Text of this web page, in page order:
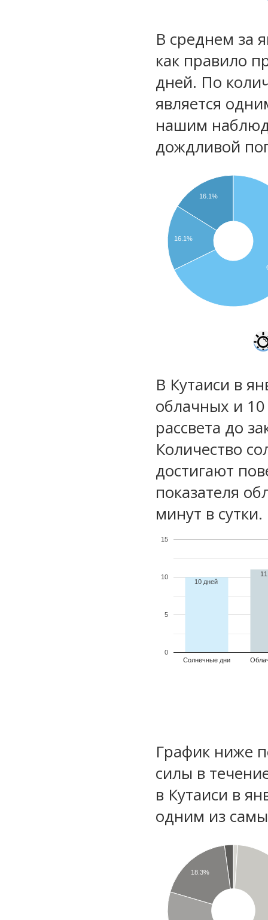
В среднем за
как правило
дней. По
является
нашим
дождливой
16.1%
16.1%
В Кутаиси в
облачных и
рассвета до
Количество
достигают
показателя
минут в сутки.
Солнечные дни
0
5
10
15
10 дней
График ниже
силы в
в Кутаиси в
одним из
18.3%